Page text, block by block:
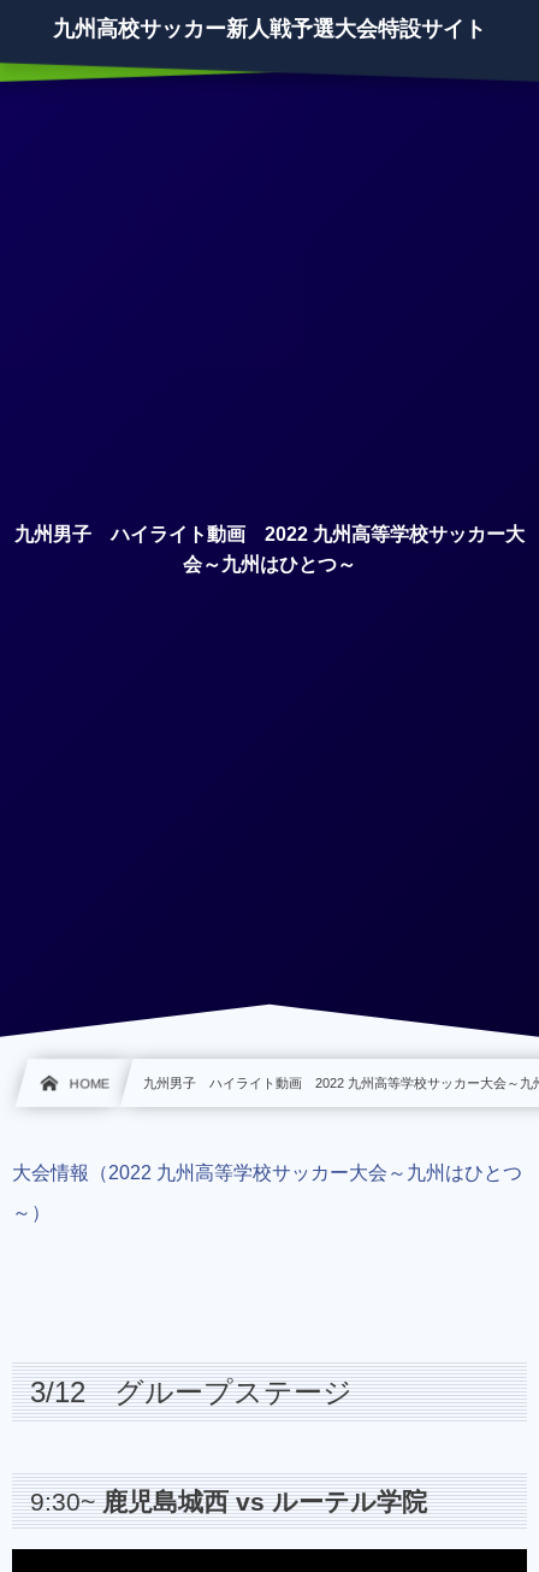
九州高校サッカー新人戦予選大会特設サイト
九州男子 ハイライト動画 2022 九州高等学校サッカー大
会～九州はひとつ～
HOME 九州男子 ハイライト動画 2022 九州高等学校サッカー大会～九
大会情報（2022 九州高等学校サッカー大会～九州はひとつ
～）
3/12 グループステージ
9:30~鹿児島城西 vs ルーテル学院